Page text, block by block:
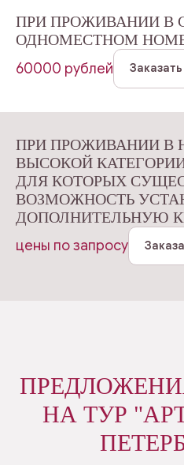
ПРИ ПРОЖИВАНИИ В
ОДНОМЕСТНОМ
60000 рублей
Заказать
ПРИ ПРОЖИВАНИИ В
ВЫСОКОЙ КАТЕГОРИИ
ДЛЯ КОТОРЫХ
ВОЗМОЖНОСТЬ
ДОПОЛНИТЕЛЬНУЮ
цены по запросу
НА ТУР